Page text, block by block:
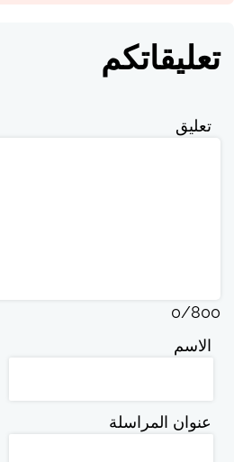
تعليقاتكم
تعليق
0/800
الاسم
عنوان المراسلة